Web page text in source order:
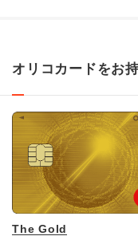
オリコカードをお
The Gold